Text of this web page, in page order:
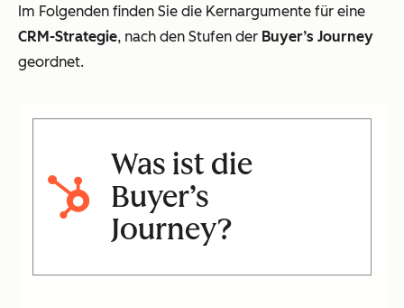
Im Folgenden finden Sie die Kernargumente für eine
CRM-Strategie, nach den Stufen der Buyer’s Journey
geordnet.
Was ist die
Buyer’s
Journey?